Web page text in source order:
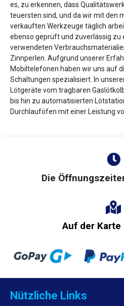
es, zu erkennen, dass
teuersten sind, und da wir mit den
verkauften Werkzeuge täglich
ebenso geprüft und zuverlässig zu
verwendeten
Zinnperlen. Aufgrund unserer
Mobiltelefonen haben wir uns auf
Schaltungen spezialisiert. In
Lötgeräte vom tragbaren
bis hin zu automatisierten
Durchlauföfen mit einer Leistung
Die
Auf der Karte
Nützliche Links